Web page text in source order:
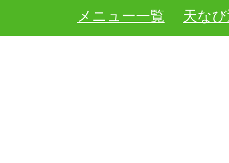
メニュー一覧
天な